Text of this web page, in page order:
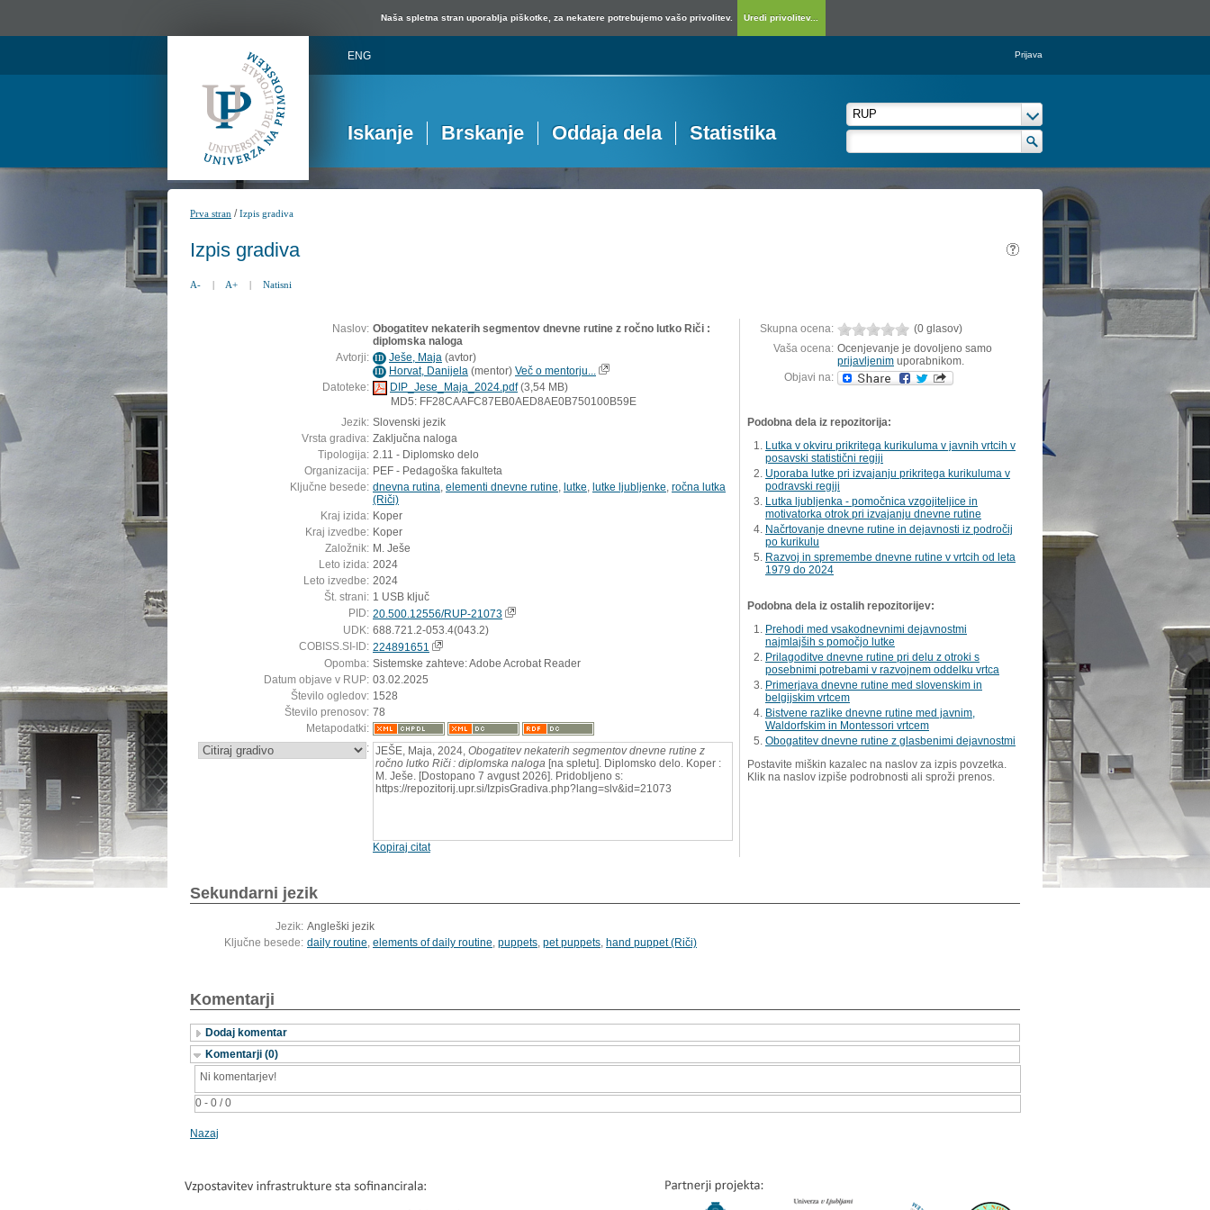
Naša spletna stran uporablja piškotke, za nekatere potrebujemo vašo privolitev. Uredi privolitev...
ENG Prijava
Iskanje Brskanje Oddaja dela Statistika
Prva stran /Izpis gradiva
Izpis gradiva
A- | A+ | Natisni
Naslov: Obogatitev nekaterih segmentov dnevne rutine z ročno lutko Riči :
diplomska naloga
Avtorji: ID Ješe, Maja (avtor)
ID Horvat, Danijela (mentor) Več o mentorju...
Datoteke:
DIP_Jese_Maja_2024.pdf(3,54 MB)
MD5: FF28CAAFC87EB0AED8AE0B750100B59E
Jezik: Slovenski jezik
Vrsta gradiva: Zaključna naloga
Tipologija: 2.11 - Diplomsko delo
Organizacija: PEF - Pedagoška fakulteta
Ključne besede: dnevna rutina elementi dnevne rutine lutke lutke ljubljenke ročna lutka
(Riči)
Kraj izida: Koper
Kraj izvedbe: Koper
Založnik: M. Ješe
Leto izida: 2024
Leto izvedbe: 2024
Št. strani: 1 USB ključ
PID: 20.500.12556/RUP-21073
UDK: 688.721.2-053.4(043.2)
COBISS.SI-ID: 224891651
Opomba: Sistemske zahteve: Adobe Acrobat Reader
Datum objave v RUP: 03.02.2025
Število ogledov: 1528
Število prenosov: 78
Metapodatki:
: JEŠE, Maja, 2024, Obogatitev nekaterih segmentov dnevne rutine z
ročno lutko Riči : diplomska naloga [na spletu]. Diplomsko delo. Koper :
M. Ješe. [Dostopano 7 avgust 2026]. Pridobljeno s:
https://repozitorij.upr.si/IzpisGradiva.php?lang=slv&id=21073
Kopiraj citat
Skupna ocena:
(0 glasov)
Vaša ocena: Ocenjevanje je dovoljeno samo
prijavljenim uporabnikom.
Objavi na:
Podobna dela iz repozitorija:
Lutka v okviru prikritega kurikuluma v javnih vrtcih v
posavski statistični regiji
Uporaba lutke pri izvajanju prikritega kurikuluma v
podravski regiji
Lutka ljubljenka - pomočnica vzgojiteljice in
motivatorka otrok pri izvajanju dnevne rutine
Načrtovanje dnevne rutine in dejavnosti iz področij
po kurikulu
Razvoj in spremembe dnevne rutine v vrtcih od leta
1979 do 2024
Podobna dela iz ostalih repozitorijev:
Prehodi med vsakodnevnimi dejavnostmi
najmlajših s pomočjo lutke
Prilagoditve dnevne rutine pri delu z otroki s
posebnimi potrebami v razvojnem oddelku vrtca
Primerjava dnevne rutine med slovenskim in
belgijskim vrtcem
Bistvene razlike dnevne rutine med javnim,
Waldorfskim in Montessori vrtcem
Obogatitev dnevne rutine z glasbenimi dejavnostmi
Postavite miškin kazalec na naslov za izpis povzetka.
Klik na naslov izpiše podrobnosti ali sproži prenos.
Sekundarni jezik
Jezik: Angleški jezik
Ključne besede: daily routine, elements of daily routine, puppets, pet puppets, hand puppet (Riči)
Komentarji
Dodaj komentar
Komentarji (0)
0 - 0 / 0
Ni komentarjev!
Nazaj